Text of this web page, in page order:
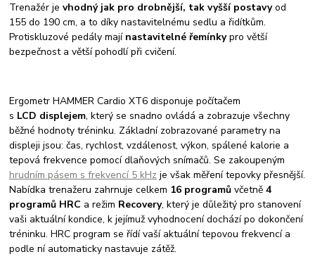
Trenažér jevhodný jak pro drobnější, tak vyšší postavyod
155 do 190 cm, a to díky nastavitelnému sedlu a řidítkům.
Protiskluzové pedály mají nastavitelné řemínkypro větší
bezpečnost a větší pohodlí při cvičení.
Ergometr HAMMER Cardio XT6 disponuje počítačem
s LCD displejem, který se snadno ovládá a zobrazuje všechny
běžné hodnoty tréninku. Základní zobrazované parametry na
displeji jsou: čas, rychlost, vzdálenost, výkon, spálené kalorie a
tepová frekvence pomocí dlaňových snímačů. Se zakoupeným
hrudním pásem s frekvencí 5 kHz je však měření tepovky přesnější.
Nabídka trenažeru zahrnuje celkem 16 programů včetně4
programů HRC a režim Recovery, který je důležitý pro stanovení
vaši aktuální kondice, k jejímuž vyhodnocení dochází po dokončení
tréninku. HRC program se řídí vaší aktuální tepovou frekvencí a
podle ní automaticky nastavuje zátěž.